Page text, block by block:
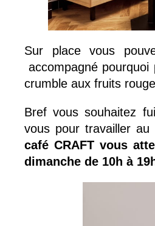
Sur place vous
accompagné pourquoi
crumble aux fruits
Bref vous souhaitez
vous pour travailler
café CRAFT vous
dimanche de 10h à